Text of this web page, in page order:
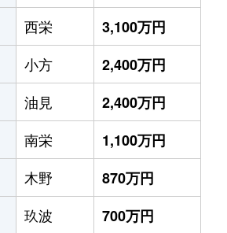
西栄
3,100万円
小方
2,400万円
油見
2,400万円
南栄
1,100万円
木野
870万円
玖波
700万円